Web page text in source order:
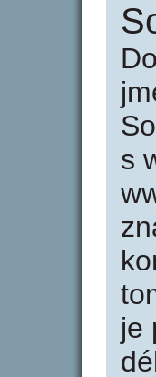
s
je